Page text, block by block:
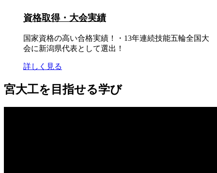
資格取得・大会実績
国家資格の高い合格実績！・13年連続技能五輪全国大
会に新潟県代表として選出！
詳しく見る
宮大工を目指せる学び